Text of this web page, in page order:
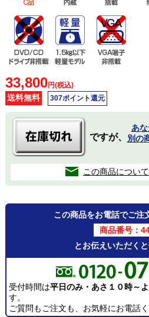
33,800円(税込)
送料無料 307ポイント還元
ですが、
あ
別の
この商品につい
この商品をお電話でご注
商品番号：
とお伝えいただく
受付時間は平日のみ・あさ１０時～
す。
ご質問もご注文も、お気軽にお電話く